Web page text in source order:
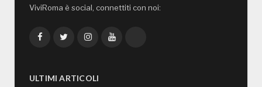
ViviRoma è social, connettiti con noi:
FacebookTwitterInstagramYouTube
ULTIMI ARTICOLI